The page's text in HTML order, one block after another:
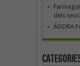
dels
ÁGORA